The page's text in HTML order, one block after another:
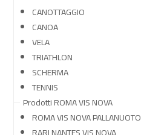
CANOTTAGGIO
CANOA
VELA
TRIATHLON
SCHERMA
TENNIS
Prodotti ROMA VIS NOVA
ROMA VIS NOVA PALLANUOTO